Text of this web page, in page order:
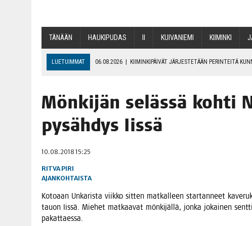
TÄNÄÄN HAU­KI­PU­DAS KUI­VA­NIE­MI KII­MIN­KI
LUETUIMMAT 06.08.2026 | KII­MIN­KI­PÄI­VÄT JÄR­JES­TE­TÄÄN PERIN­TEI­TÄ
06.08.2026 | MAKA­RO­NI­LAA­TI­KOL­LA ARKEEN
OPIN­TOI­HIN KAN­SA­LAIS­OPIS­TOS­SA VOI SAA­DA AVUSTUSTA
08.08.2026 MENO­VINK­KE­JÄ LOP­PU­KE­SÄN TAPAHTUMIIN
Mön­ki­jän seläs­sä koh­ti
pysäh­dys Iissä
10.08.2018 15:25
RITVA PIRI
AJANKOHTAISTA
Koto­aan Unka­ris­ta viik­ko sit­ten mat­kal­leen star­tan­neet
tauon Iis­sä. Mie­het mat­kaa­vat mön­ki­jäl­lä, jon­ka jokai­nen
pakattaessa.